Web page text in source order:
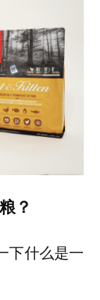
？
下什么是一